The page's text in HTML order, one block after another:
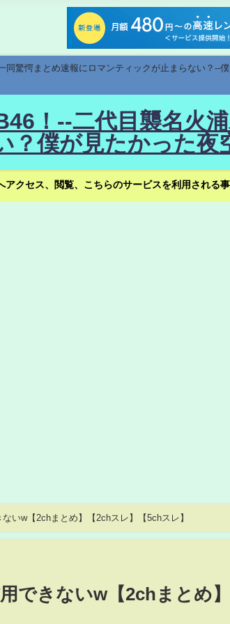
同驚愕まとめ速報にロマンティックが止まらない？
！--二代目襲名火
？僕が見たかった夜
アクセス、閲覧、こちらのサービスを利用され
いw【2chまとめ】【2chスレ】【5chスレ】
できないw【2chまとめ